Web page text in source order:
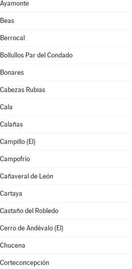
Ayamonte
Beas
Berrocal
Bollullos Par del Condado
Bonares
Cabezas Rubias
Cala
Calañas
Campillo (El)
Campofrío
Cañaveral de León
Cartaya
Castaño del Robledo
Cerro de Andévalo (El)
Chucena
Corteconcepción